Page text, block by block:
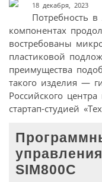
18 декабря, 2023
Потребность
компонентах
востребованы
пластиковой
преимущества
такого изделия —
Российского
стартап-студией
SIM800C